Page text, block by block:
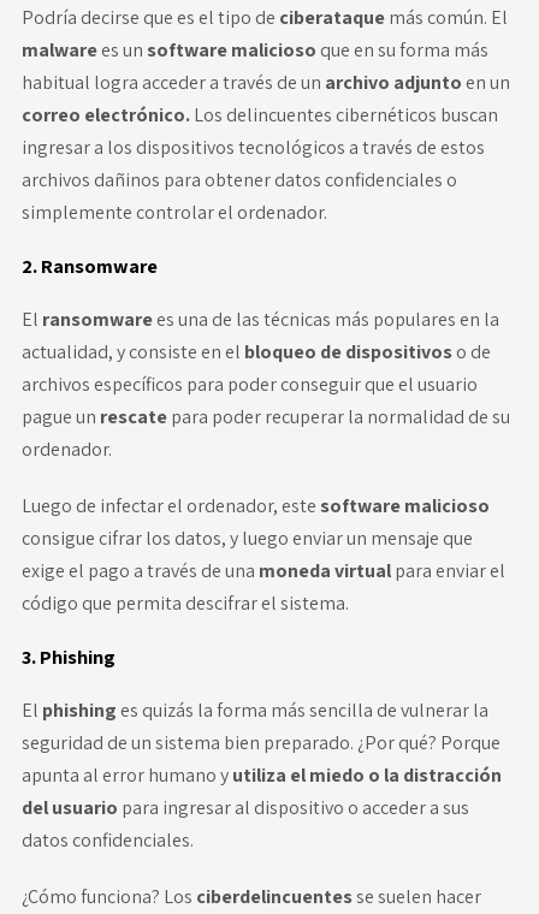
Podría decirse que es el tipo de ciberataquemás común. El
malwarees un software malicioso que en su forma más
habitual logra acceder a través de un archivo adjunto en un
correo electrónico.Los delincuentes cibernéticos buscan
ingresar a los dispositivos tecnológicos a través de estos
archivos dañinos para obtener datos confidenciales o
simplemente controlar el ordenador.
2. Ransomware
El ransomwarees una de las técnicas más populares en la
actualidad, y consiste en el bloqueo de dispositivoso de
archivos específicos para poder conseguir que el usuario
pague un rescatepara poder recuperar la normalidad de su
ordenador.
Luego de infectar el ordenador, este software malicioso
consigue cifrar los datos, y luego enviar un mensaje que
exige el pago a través de una moneda virtualpara enviar el
código que permita descifrar el sistema.
3. Phishing
El phishing es quizás la forma más sencilla de vulnerar la
seguridad de un sistema bien preparado. ¿Por qué? Porque
apunta al error humano yutiliza el miedo o la distracción
del usuario para ingresar al dispositivo o acceder a sus
datos confidenciales.
¿Cómo funciona? Los ciberdelincuentesse suelen hacer